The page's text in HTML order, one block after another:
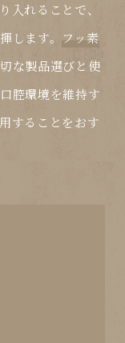
入れることで、
します。 フッ素
な製品選びと使
腔環境を維持す
することをおす